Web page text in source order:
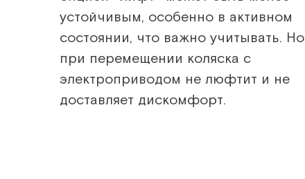
устойчивым, особенно в активном
состоянии, что важно учитывать. Но
при перемещении коляска с
электроприводом не люфтит и не
доставляет дискомфорт.